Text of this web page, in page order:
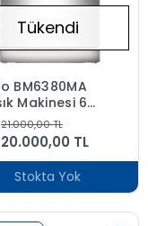
Tükendi
BM6380MA
Makinesi 6
21.000,00 TL
20.000,00 TL
Stokta Yok